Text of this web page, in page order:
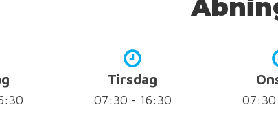
Tirsdag
07:30 - 16:30 07:30